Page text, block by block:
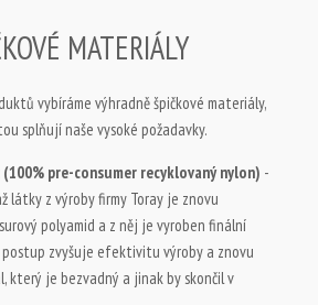
MATERIÁLY
vybíráme výhradně špičkové materiály,
splňují naše vysoké požadavky.
pre-consumer recyklovaný nylon) -
látky z výroby firmy Toray je znovu
polyamid a z něj je vyroben finální
zvyšuje efektivitu výroby a znovu
který je bezvadný a jinak by skončil v